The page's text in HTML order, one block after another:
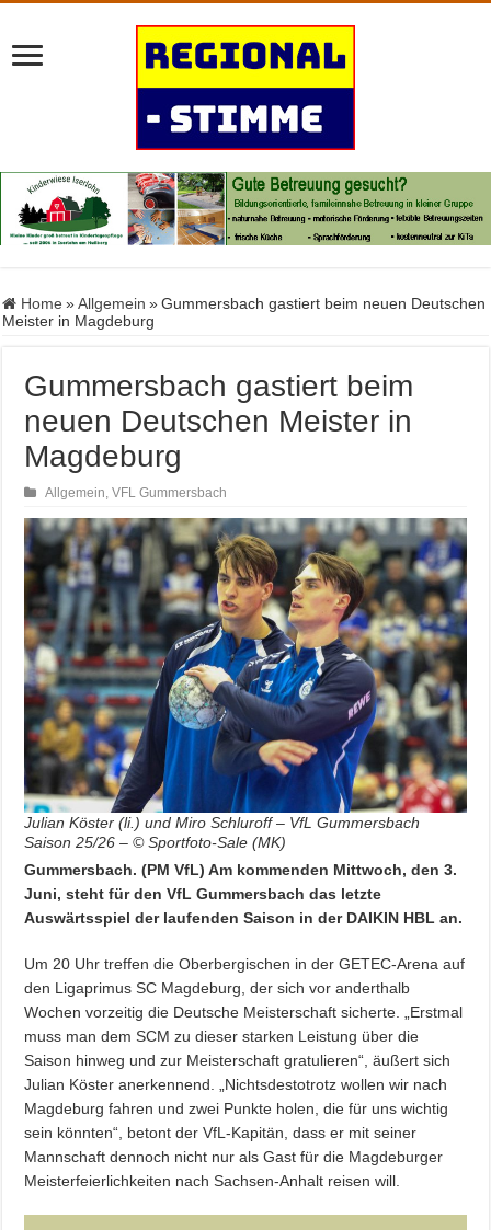
Home » Allgemein » Gummersbach gastiert beim neuen Deutschen
Meister in Magdeburg
Gummersbach gastiert beim
neuen Deutschen Meister in
Magdeburg
Allgemein ,VFL Gummersbach
Julian Köster (li.) und Miro Schluroff – VfL Gummersbach
Saison 25/26 – © Sportfoto-Sale (MK)
Gummersbach. (PM VfL) Am kommenden Mittwoch, den 3.
Juni, steht für den VfL Gummersbach das letzte
Auswärtsspiel der laufenden Saison in der DAIKIN HBL an.
Um 20 Uhr treffen die Oberbergischen in der GETEC-Arena auf
den Ligaprimus SC Magdeburg, der sich vor anderthalb
Wochen vorzeitig die Deutsche Meisterschaft sicherte. „Erstmal
muss man dem SCM zu dieser starken Leistung über die
Saison hinweg und zur Meisterschaft gratulieren“, äußert sich
Julian Köster anerkennend. „Nichtsdestotrotz wollen wir nach
Magdeburg fahren und zwei Punkte holen, die für uns wichtig
sein könnten“, betont der VfL-Kapitän, dass er mit seiner
Mannschaft dennoch nicht nur als Gast für die Magdeburger
Meisterfeierlichkeiten nach Sachsen-Anhalt reisen will.